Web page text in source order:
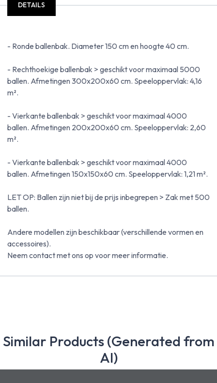
DETAILS
- Ronde ballenbak. Diameter 150 cm en hoogte 40 cm.
- Rechthoekige ballenbak > geschikt voor maximaal 5000
ballen. Afmetingen 300x200x60 cm. Speeloppervlak: 4,16
m².
- Vierkante ballenbak > geschikt voor maximaal 4000
ballen. Afmetingen 200x200x60 cm. Speeloppervlak: 2,60
m².
- Vierkante ballenbak > geschikt voor maximaal 4000
ballen. Afmetingen 150x150x60 cm. Speeloppervlak: 1,21 m².
LET OP: Ballen zijn niet bij de prijs inbegrepen > Zak met 500
ballen.
Andere modellen zijn beschikbaar (verschillende vormen en
accessoires).
Neem contact met ons op voor meer informatie.
Similar Products (Generated from
AI)